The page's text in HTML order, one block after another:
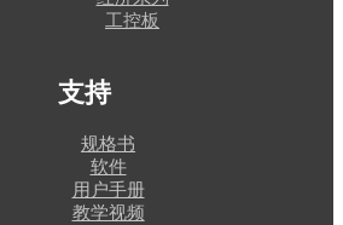
工控板
支持
规格书
软件
用户手册
教学视频